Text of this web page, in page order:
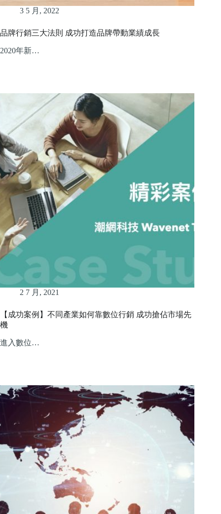
3 5 月, 2022
品牌行銷三大法則 成功打造品牌帶動業績成長
2020年新…
2 7 月, 2021
【成功案例】不同產業如何靠數位行銷 成功搶佔市場先
機
進入數位…